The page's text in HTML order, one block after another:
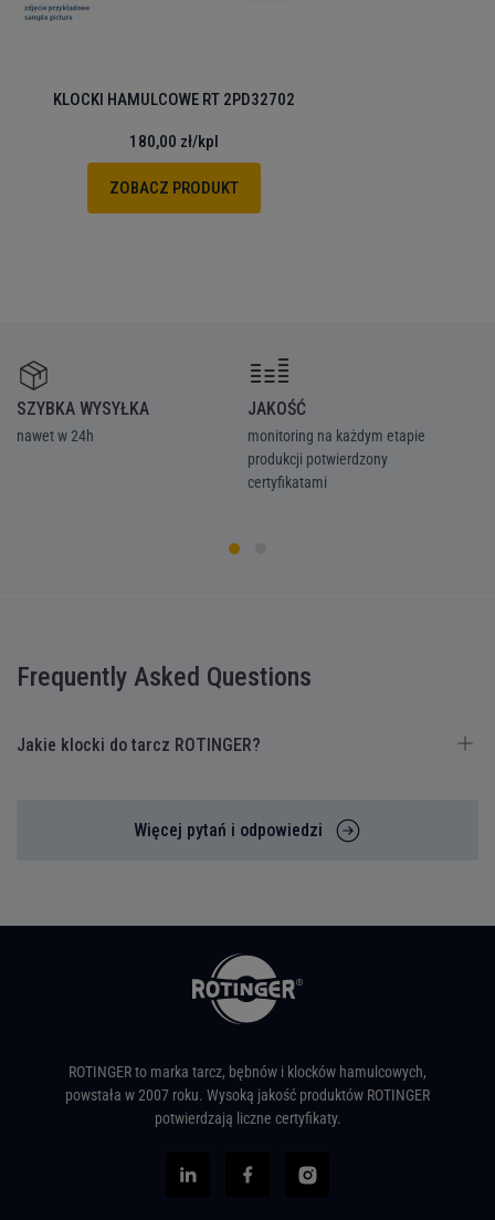
KLOCKI HAMULCOWE RT 2PD32702
180,00 zł/kpl
ZOBACZ PRODUKT
SZYBKA WYSYŁKA
nawet w 24h
JAKOŚĆ
monitoring na każdym etapie
produkcji potwierdzony
certyfikatami
Frequently Asked Questions
Jakie klocki do tarcz ROTINGER?
Więcej pytań i odpowiedzi
ROTINGER to marka tarcz, bębnów i klocków hamulcowych,
powstała w 2007 roku. Wysoką jakość produktów ROTINGER
potwierdzają liczne certyfikaty.